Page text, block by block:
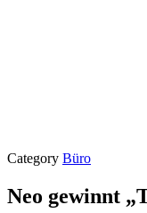
Category Büro
Neo gewinnt